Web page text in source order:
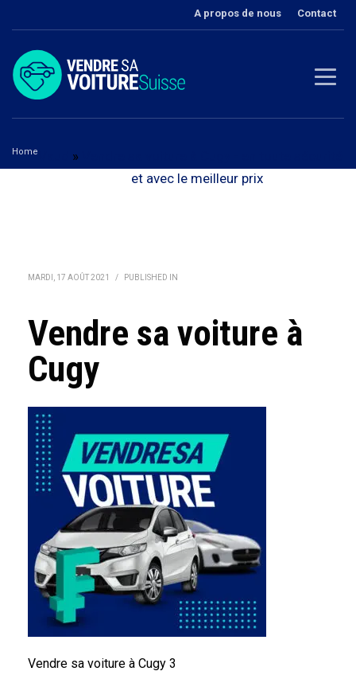
A propos de nous Contact
Home »
et avec le meilleur prix
MARDI, 17 AOÛT 2021 / PUBLISHED IN
Vendre sa voiture à
Cugy
Vendre sa voiture à Cugy 3